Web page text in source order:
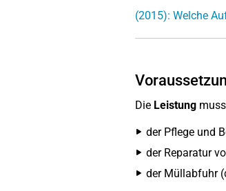
(2015): Welche
Die Leistungmuss
der Pflege und
der Reparatur
der Müllabfuhr